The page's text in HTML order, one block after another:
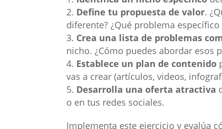
Define tu propuesta de valor.
diferente? ¿Qué problema
Crea una lista de problemas
nicho. ¿Cómo puedes abordar esos
Establece un plan de contenido
vas a crear (artículos, videos,
Desarrolla una oferta atractiva
o en tus redes sociales.
Implementa este ejercicio y evalúa